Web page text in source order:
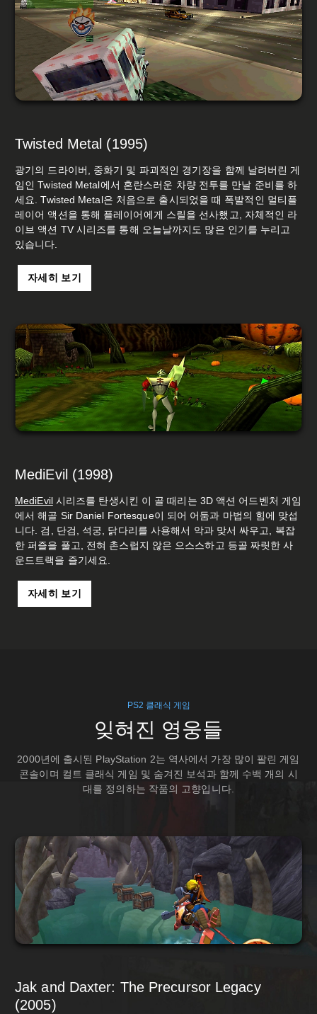
Twisted Metal (1995)
광기의 드라이버, 중화기 및 파괴적인 경기장을 함께 날려버린 게
임인 Twisted Metal에서 혼란스러운 차량 전투를 만날 준비를 하
세요. Twisted Metal은 처음으로 출시되었을 때 폭발적인 멀티플
레이어 액션을 통해 플레이어에게 스릴을 선사했고, 자체적인 라
이브 액션 TV 시리즈를 통해 오늘날까지도 많은 인기를 누리고
있습니다.
자세히 보기
MediEvil (1998)
MediEvil시리즈를 탄생시킨 이 골 때리는 3D 액션 어드벤처 게임
에서 해골 Sir Daniel Fortesque이 되어 어둠과 마법의 힘에 맞섭
니다. 검, 단검, 석궁, 닭다리를 사용해서 악과 맞서 싸우고, 복잡
한 퍼즐을 풀고, 전혀 촌스럽지 않은 으스스하고 등골 짜릿한 사
운드트랙을 즐기세요.
자세히 보기
PS2 클래식 게임
잊혀진 영웅들
2000년에 출시된 PlayStation 2는 역사에서 가장 많이 팔린 게임
콘솔이며 컬트 클래식 게임 및 숨겨진 보석과 함께 수백 개의 시
대를 정의하는 작품의 고향입니다.
Jak and Daxter: The Precursor Legacy
(2005)